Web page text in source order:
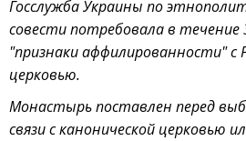
Госслужба Украины по
совести потребовала в
"признаки аффилированности" с
церковью.
Монастырь поставлен перед
связи с канонической церковью